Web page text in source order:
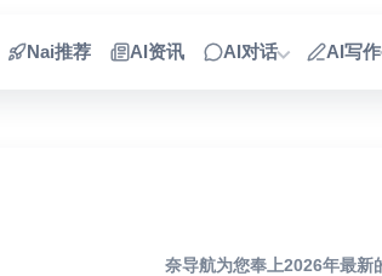
Nai推荐 AI资讯 AI对话 AI写作
奈导航为您奉上2026年最新